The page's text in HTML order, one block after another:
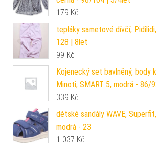
179 Kč
tepláky sametové dívčí,
128 | 8let
99 Kč
Kojenecký set bavlněný, body
Minoti, SMART 5, modrá - 86/
339 Kč
dětské sandály WAVE,
modrá - 23
1 037 Kč